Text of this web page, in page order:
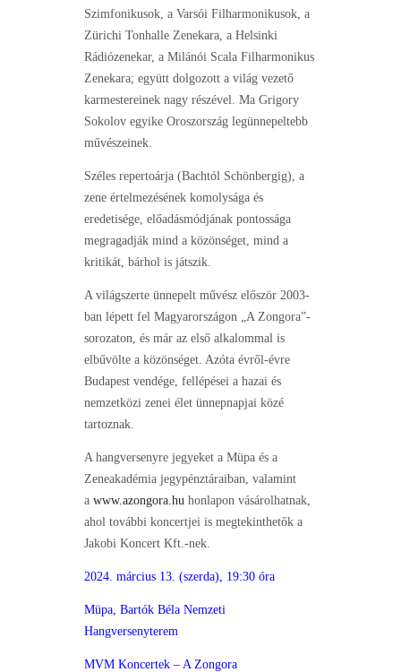
Szimfonikusok, a Varsói Filharmonikusok, a
Zürichi Tonhalle Zenekara, a Helsinki
Rádiózenekar, a Milánói Scala Filharmonikus
Zenekara; együtt dolgozott a világ vezető
karmestereinek nagy részével. Ma Grigory
Sokolov egyike Oroszország legünnepeltebb
művészeinek.
Széles repertoárja (Bachtól Schönbergig), a
zene értelmezésének komolysága és
eredetisége, előadásmódjának pontossága
megragadják mind a közönséget, mind a
kritikát, bárhol is játszik.
A világszerte ünnepelt művész először 2003-
ban lépett fel Magyarországon „A Zongora”-
sorozaton, és már az első alkalommal is
elbűvölte a közönséget. Azóta évről-évre
Budapest vendége, fellépései a hazai és
nemzetközi zenei élet ünnepnapjai közé
tartoznak.
A hangversenyre jegyeket a Müpa és a
Zeneakadémia jegypénztáraiban, valamint
a www.azongora.hu honlapon vásárolhatnak,
ahol további koncertjei is megtekinthetők a
Jakobi Koncert Kft.-nek.
2024. március 13. (szerda), 19:30 óra
Müpa, Bartók Béla Nemzeti
Hangversenyterem
MVM Koncertek – A Zongora